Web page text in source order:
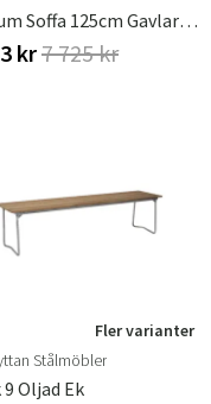
Byarum Soffa 125cm Gavlar:natur / Virke:brunlaserad Furu
kr7 725 kr
Fler varianter
Stålmöbler
9 Oljad Ek